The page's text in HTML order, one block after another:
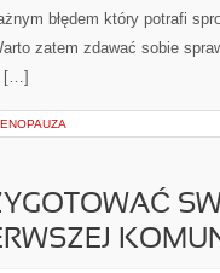
błędem który potrafi
zatem zdawać sobie
[…]